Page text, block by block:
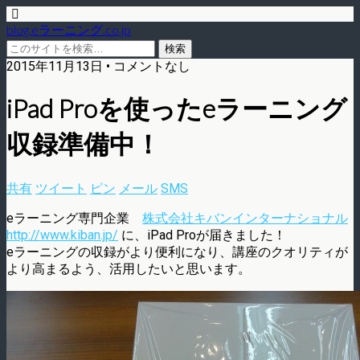
blog.eラーニング.co.jp
2015年11月13日 • コメントなし
iPad Proを使ったeラーニング
収録準備中！
共有 ツイート ピン メール SMS
eラーニング専門企業 株式会社キバンインターナショナル
http://www.kiban.jp/ に、iPad Proが届きました！
eラーニングの収録がより便利になり、講座のクオリティが
より高まるよう、活用したいと思います。